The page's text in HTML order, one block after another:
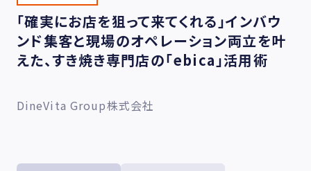
「確実にお店を狙って来てくれる」インバウ
ンド集客と現場のオペレーション両立を叶
えた、すき焼き専門店の「ebica」活用術
DineVita Group株式会社